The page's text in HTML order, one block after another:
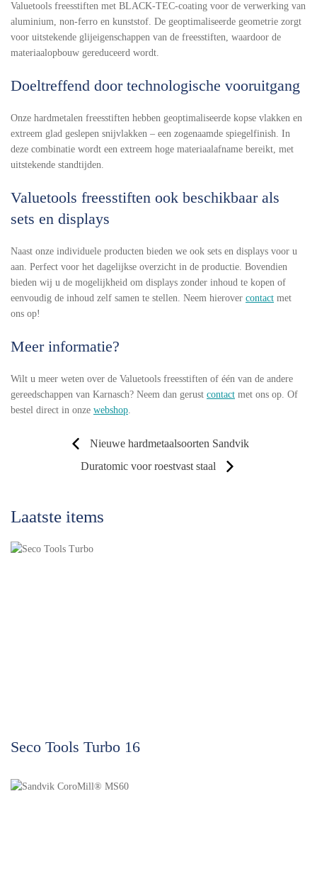
Valuetools freesstiften met BLACK-TEC-coating voor de verwerking van
aluminium, non-ferro en kunststof. De geoptimaliseerde geometrie zorgt
voor uitstekende glijeigenschappen van de freesstiften, waardoor de
materiaalopbouw gereduceerd wordt.
Doeltreffend door technologische vooruitgang
Onze hardmetalen freesstiften hebben geoptimaliseerde kopse vlakken en
extreem glad geslepen snijvlakken – een zogenaamde spiegelfinish. In
deze combinatie wordt een extreem hoge materiaalafname bereikt, met
uitstekende standtijden.
Valuetools freesstiften ook beschikbaar als
sets en displays
Naast onze individuele producten bieden we ook sets en displays voor u
aan. Perfect voor het dagelijkse overzicht in de productie. Bovendien
bieden wij u de mogelijkheid om displays zonder inhoud te kopen of
eenvoudig de inhoud zelf samen te stellen. Neem hierover contact met
ons op!
Meer informatie?
Wilt u meer weten over de Valuetools freesstiften of één van de andere
gereedschappen van Karnasch? Neem dan gerust contact met ons op. Of
bestel direct in onze webshop.
Nieuwe hardmetaalsoorten Sandvik
Duratomic voor roestvast staal
Laatste items
Seco Tools Turbo 16